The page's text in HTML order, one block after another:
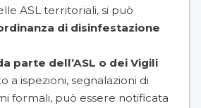
ASL territoriali, si può
di disinfestazione
parte dell’ASL o dei Vigili
a ispezioni, segnalazioni di
formali, può essere notificata